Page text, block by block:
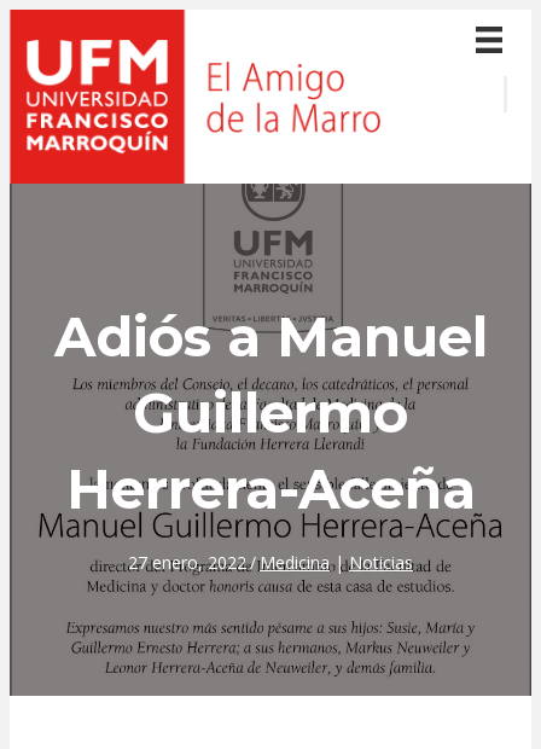
Adiós a Manuel
Guillermo
Herrera-Aceña
27 enero, 2022/Medicina|Noticias